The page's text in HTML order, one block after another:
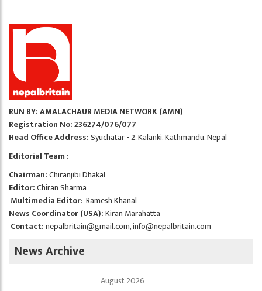
RUN BY: AMALACHAUR MEDIA NETWORK (AMN)
Registration No: 236274/076/077
Head Office Address:Syuchatar - 2, Kalanki, Kathmandu, Nepal
Editorial Team :
Chairman:Chiranjibi Dhakal
Editor:Chiran Sharma
Multimedia Editor: Ramesh Khanal
News Coordinator (USA):Kiran Marahatta
Contact:nepalbritain@gmail.com,info@nepalbritain.com
News Archive
August 2026